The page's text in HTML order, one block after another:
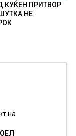
КУЌЕН ПРИТВОР
НЕ
на